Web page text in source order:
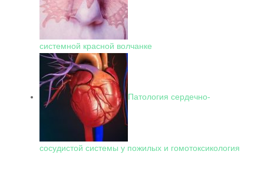
системной красной волчанке
Патология сердечно-
сосудистой системы у пожилых и гомотоксикология